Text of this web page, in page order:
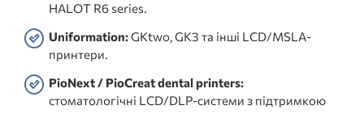
HALOT R6 series.
Uniformation:GKtwo, GK3 та інші LCD/MSLA-
принтери.
PioNext / PioCreat dental printers:
стоматологічні LCD/DLP-системи з підтримкою